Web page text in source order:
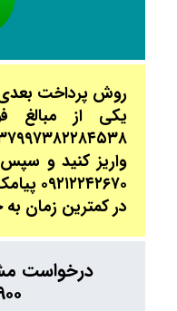
روش پرداخت
یکی از مبالغ
واریز کنید و سپس
در کمترین زمان
درخواست